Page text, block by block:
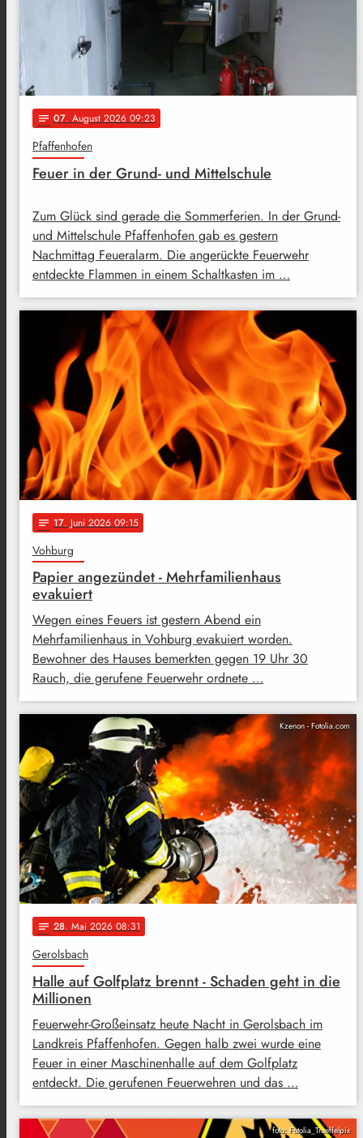
notes 07. August 2026 09:23
Pfaffenhofen
Feuer in der Grund- und Mittelschule
Zum Glück sind gerade die Sommerferien. In der Grund-
und Mittelschule Pfaffenhofen gab es gestern
Nachmittag Feueralarm. Die angerückte Feuerwehr
entdeckte Flammen in einem Schaltkasten im …
notes 17. Juni 2026 09:15
Vohburg
Papier angezündet - Mehrfamilienhaus
evakuiert
Wegen eines Feuers ist gestern Abend ein
Mehrfamilienhaus in Vohburg evakuiert worden.
Bewohner des Hauses bemerkten gegen 19 Uhr 30
Rauch, die gerufene Feuerwehr ordnete …
Kzenon - Fotolia.com
notes 28. Mai 2026 08:31
Gerolsbach
Halle auf Golfplatz brennt - Schaden geht in die
Millionen
Feuerwehr-Großeinsatz heute Nacht in Gerolsbach im
Landkreis Pfaffenhofen. Gegen halb zwei wurde eine
Feuer in einer Maschinenhalle auf dem Golfplatz
entdeckt. Die gerufenen Feuerwehren und das …
foto: Fotolia_Trueffelpix